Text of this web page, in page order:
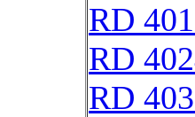
RD
RD
RD